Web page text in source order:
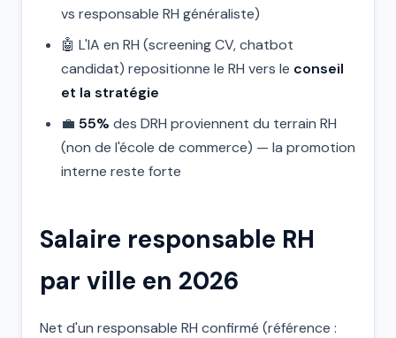
vs responsable RH généraliste)
🤖 L'IA en RH (screening CV, chatbot
candidat) repositionne le RH vers le conseil
et la stratégie
💼 55% des DRH proviennent du terrain RH
(non de l'école de commerce) — la promotion
interne reste forte
Salaire responsable RH
par ville en 2026
Net d'un responsable RH confirmé (référence :